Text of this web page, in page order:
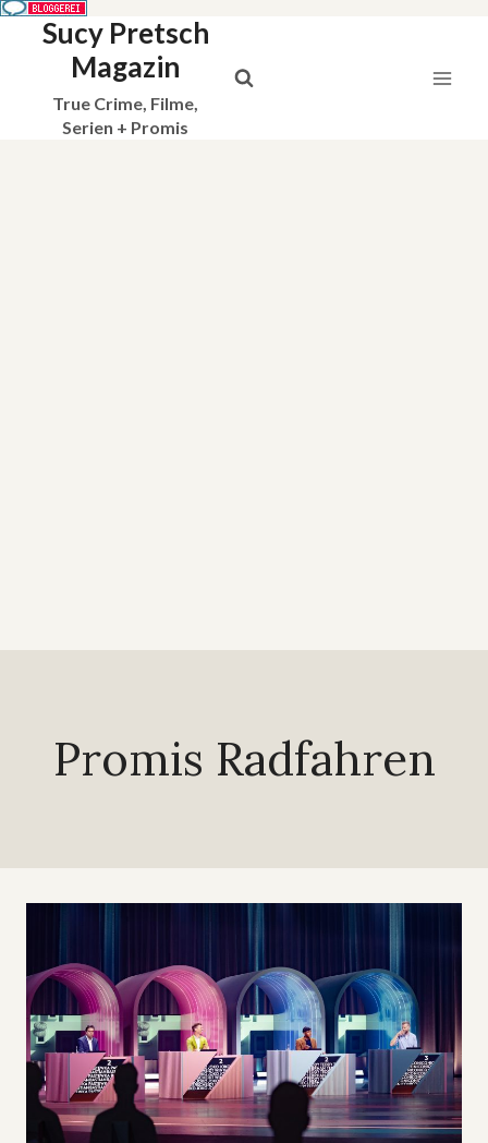
Sucy Pretsch
Magazin
True Crime, Filme,
Serien + Promis
Promis Radfahren